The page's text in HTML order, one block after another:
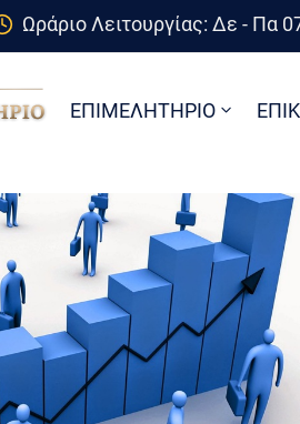
Ωράριο Λειτουργίας: Δε - Πα
ΕΠΙΜΕΛΗΤΗΡΙΟ